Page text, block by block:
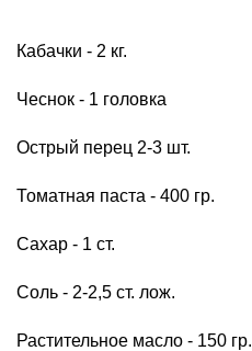
Кабачки - 2 кг.
Чеснок - 1 головка
Острый перец 2-3 шт.
Томатная паста - 400 гр.
Сахар - 1 ст.
Соль - 2-2,5 ст. лож.
Растительное масло - 150 гр.